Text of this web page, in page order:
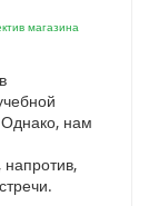
магазина
нам